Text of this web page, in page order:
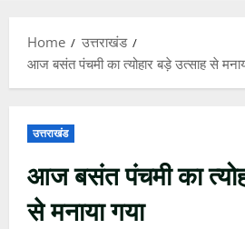
Home
उत्तराखंड
आज बसंत पंचमी का त्योहार बड़े उत्साह से
उत्तराखंड
आज बसंत पंचमी का
से मनाया गया